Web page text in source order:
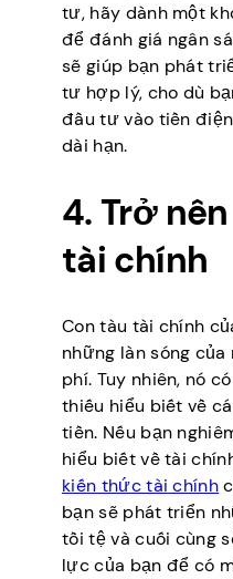
tư, hãy dành một
để đánh giá ngân
sẽ giúp bạn phát
tư hợp lý, cho dù
đầu tư vào tiền
dài hạn.
4. Trở
tài chính
Con tàu tài chính
những làn sóng
phí. Tuy nhiên, nó
thiếu hiểu biết về
tiền. Nếu bạn
hiểu biết về tài
kiến thức tài chính
bạn sẽ phát triển
tồi tệ và cuối cùng
lực của bạn để có